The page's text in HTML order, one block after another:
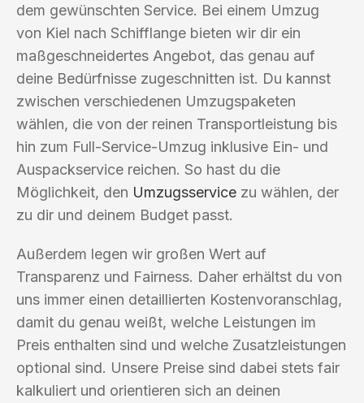
dem gewünschten Service. Bei einem Umzug
von Kiel nach Schifflange bieten wir dir ein
maßgeschneidertes Angebot, das genau auf
deine Bedürfnisse zugeschnitten ist. Du kannst
zwischen verschiedenen Umzugspaketen
wählen, die von der reinen Transportleistung bis
hin zum Full-Service-Umzug inklusive Ein- und
Auspackservice reichen. So hast du die
Möglichkeit, den Umzugsservice zu wählen, der
zu dir und deinem Budget passt.
Außerdem legen wir großen Wert auf
Transparenz und Fairness. Daher erhältst du von
uns immer einen detaillierten Kostenvoranschlag,
damit du genau weißt, welche Leistungen im
Preis enthalten sind und welche Zusatzleistungen
optional sind. Unsere Preise sind dabei stets fair
kalkuliert und orientieren sich an deinen